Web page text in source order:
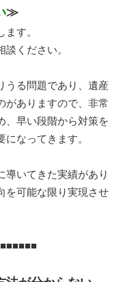
≫
す。
ください。
うる問題であり、遺産
がありますので、非常
、早い段階から対策を
なってきます。
導いてきた実績があり
を可能な限り実現させ